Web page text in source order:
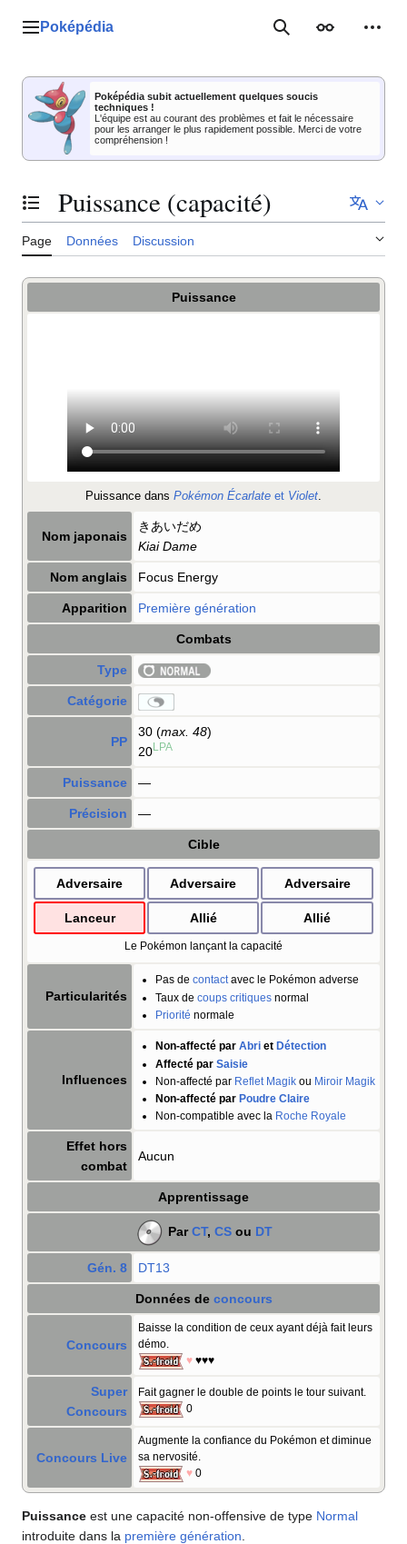
Menu principal
Poképédia RechercherApparence
Poképédia subit actuellement quelques soucis
techniques !
L'équipe est au courant des problèmes et fait le nécessaire
pour les arranger le plus rapidement possible. Merci de votre
compréhension !
Basculer la table des matières
Puissance (capacité)
Page Données Discussion
Puissance
Puissance dans Pokémon Écarlate et Violet.
Nom japonais
きあいだめ
Kiai Dame
Nom anglais Focus Energy
Apparition Première génération
Combats
Type
Catégorie
PP
30 (max. 48)
20 LPA
Puissance —
Précision —
Cible
Adversaire Adversaire Adversaire
Lanceur Allié Allié
Le Pokémon lançant la capacité
Particularités
Pas de contactavec le Pokémon adverse
Taux de coups critiquesnormal
Priorité normale
Influences
Non-affecté par Abriet Détection
Affecté par Saisie
Non-affecté par Reflet Magikou Miroir Magik
Non-affecté par Poudre Claire
Non-compatible avec la Roche Royale
Effet hors
combat
Aucun
Apprentissage
ParCT, CSou DT
Gén. 8 DT13
Données de concours
Concours
Baisse la condition de ceux ayant déjà fait leurs
démo.
♥ ♥♥♥
Super
Concours
Fait gagner le double de points le tour suivant.
0
Concours Live
Augmente la confiance du Pokémon et diminue
sa nervosité.
♥ 0
Puissance est une capacité non-offensive de type Normal
introduite dans la première génération